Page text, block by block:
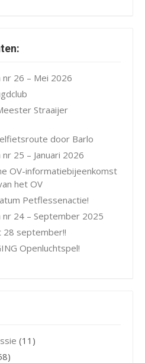
26 – Mei 2026
Straaijer
door Barlo
25 – Januari 2026
OV-informatiebijeenkomst
het OV
Petflessenactie!
24 – September 2025
september!!
Openluchtspel!
(11)